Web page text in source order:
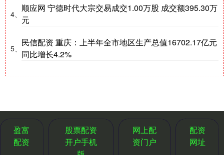
4、
顺应网 宁德时代大宗交易成交1.00万股 成交额395.30万
元
5、
民信配资 重庆：上半年全市地区生产总值16702.17亿元
同比增长4.2%
盈富
配资
股票配资
开户手机
网上配
资门户
配资
网址